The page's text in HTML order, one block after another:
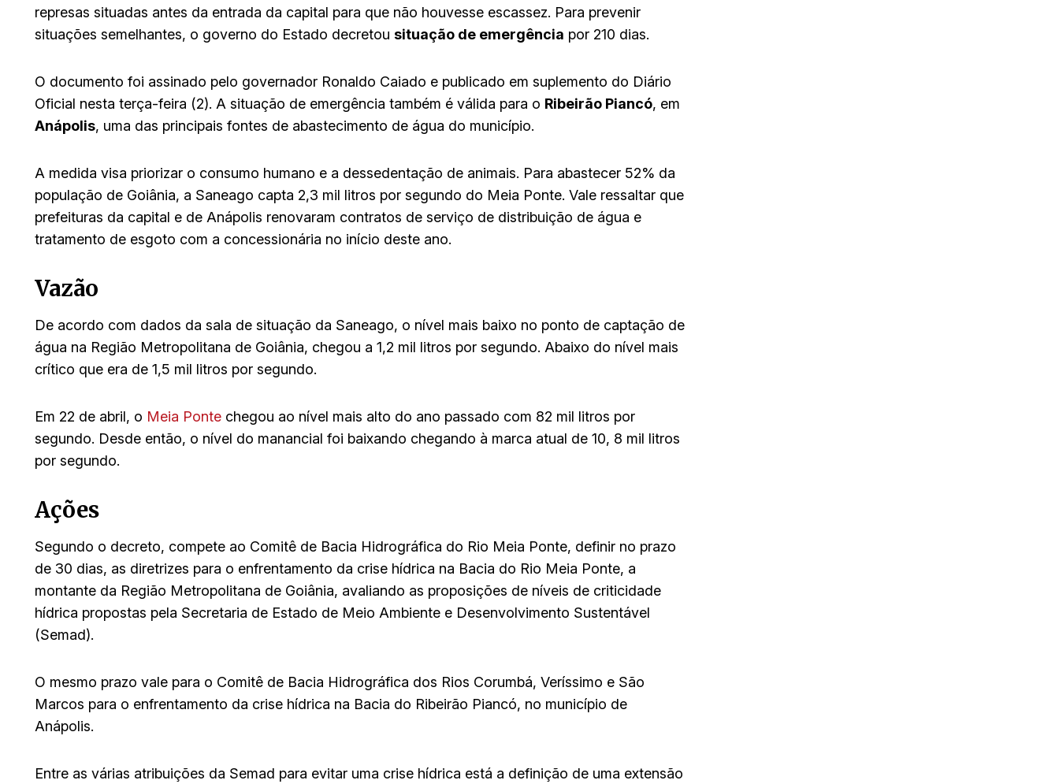
represas situadas antes da entrada da capital para que não houvesse escassez. Para prevenir
situações semelhantes, o governo do Estado decretou situação de emergência por 210 dias.
O documento foi assinado pelo governador Ronaldo Caiado e publicado em suplemento do Diário
Oficial nesta terça-feira (2). A situação de emergência também é válida para o Ribeirão Piancó, em
Anápolis, uma das principais fontes de abastecimento de água do município.
A medida visa priorizar o consumo humano e a dessedentação de animais. Para abastecer 52% da
população de Goiânia, a Saneago capta 2,3 mil litros por segundo do Meia Ponte. Vale ressaltar que
prefeituras da capital e de Anápolis renovaram contratos de serviço de distribuição de água e
tratamento de esgoto com a concessionária no início deste ano.
Vazão
De acordo com dados da sala de situação da Saneago, o nível mais baixo no ponto de captação de
água na Região Metropolitana de Goiânia, chegou a 1,2 mil litros por segundo. Abaixo do nível mais
crítico que era de 1,5 mil litros por segundo.
Em 22 de abril, o Meia Ponte chegou ao nível mais alto do ano passado com 82 mil litros por
segundo. Desde então, o nível do manancial foi baixando chegando à marca atual de 10, 8 mil litros
por segundo.
Ações
Segundo o decreto, compete ao Comitê de Bacia Hidrográfica do Rio Meia Ponte, definir no prazo
de 30 dias, as diretrizes para o enfrentamento da crise hídrica na Bacia do Rio Meia Ponte, a
montante da Região Metropolitana de Goiânia, avaliando as proposições de níveis de criticidade
hídrica propostas pela Secretaria de Estado de Meio Ambiente e Desenvolvimento Sustentável
(Semad).
O mesmo prazo vale para o Comitê de Bacia Hidrográfica dos Rios Corumbá, Veríssimo e São
Marcos para o enfrentamento da crise hídrica na Bacia do Ribeirão Piancó, no município de
Anápolis.
Entre as várias atribuições da Semad para evitar uma crise hídrica está a definição de uma extensão